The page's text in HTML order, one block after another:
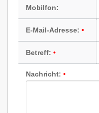
Mobilfon:
E-Mail-Adresse:
Betreff:
Nachricht: